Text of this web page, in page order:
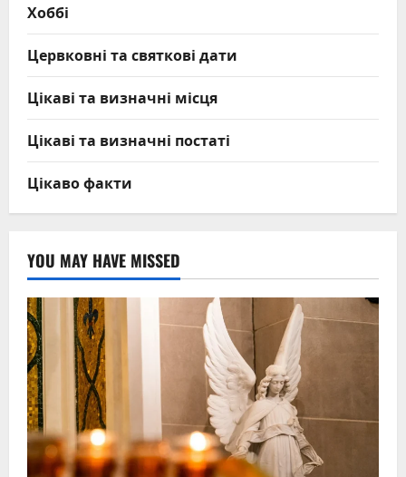
Хоббі
Цервковні та святкові дати
Цікаві та визначні місця
Цікаві та визначні постаті
Цікаво факти
YOU MAY HAVE MISSED